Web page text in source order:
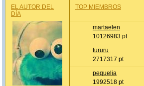
EL AUTOR DEL
DÍA
TOP MIEMBROS
martaelen
10126983 pt
tururu
2717317 pt
pequelia
1992518 pt